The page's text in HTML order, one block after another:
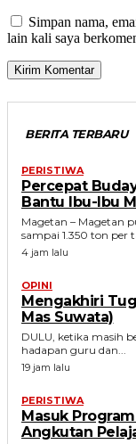
Simpan nama,
lain kali saya
BERITA TERBARU
PERISTIWA
Percepat
Bantu Ibu-Ibu
Magetan – Magetan
sampai 1.350 ton per
4 jam lalu
OPINI
Mengakhiri
Mas Suwata)
DULU, ketika masih
hadapan guru dan...
19 jam lalu
PERISTIWA
Masuk
Angkutan